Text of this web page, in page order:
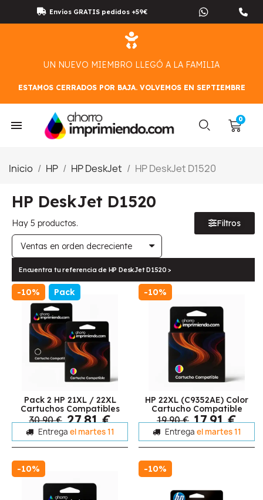
Envíos GRATIS pedidos +59€
UN NUEVO MIEMBRO LLEGÓ A LA FAMILIA
ESTAMOS CERRADOS POR BAJA. VOLVEMOS EN SEPTIEMBRE
Inicio HP HP DeskJet HP DeskJet D1520
HP DeskJet D1520
Hay 5 productos. Filtros
Encuentra tu referencia de HP DeskJet D1520 >
-10% Pack
Pack 2 HP 21XL / 22XL
Cartuchos Compatibles
30,90 € 27,81 €
Entrega el martes 11
-10%
HP 22XL (C9352AE) Color
Cartucho Compatible
19,90 € 17,91 €
Entrega el martes 11
-10% -10%